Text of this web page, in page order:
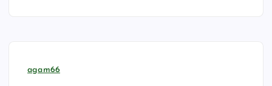
agam66